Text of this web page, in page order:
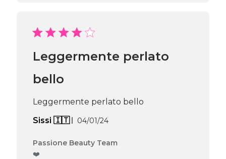
Apr
12
Leggermente perlato
bello
Leggermente perlato bello
Sissi 🇮🇹
Data
pubblicazione
04/01/24
Commenti
Passione Beauty Team
❤️